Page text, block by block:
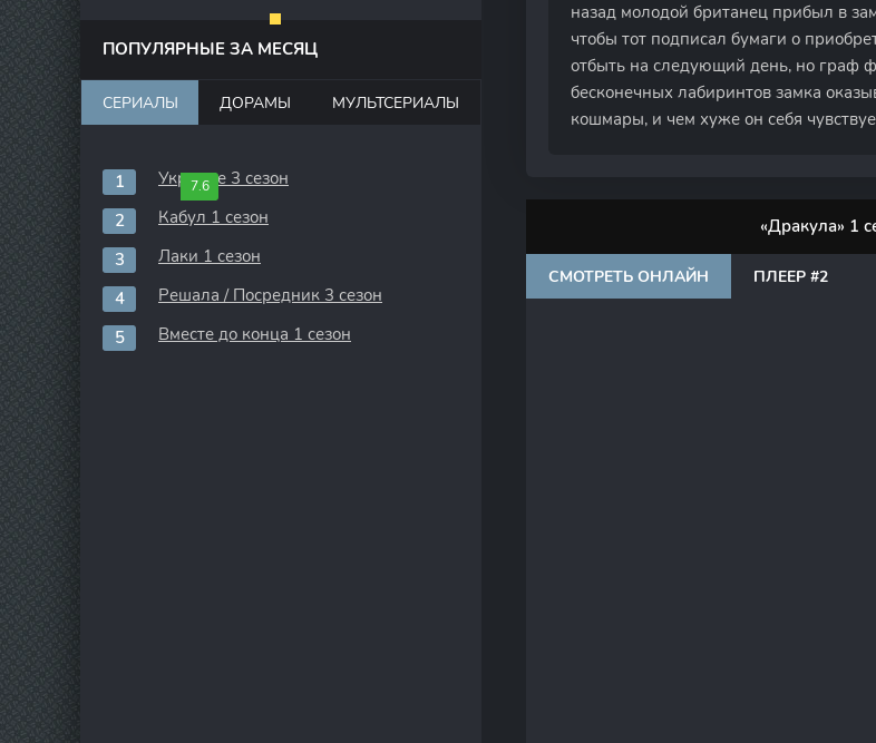
назад молодой британец прибыл в
чтобы тот подписал бумаги о
отбыть на следующий день, но граф
бесконечных лабиринтов замка
кошмары, и чем хуже он себя
«Дракула» 1
СМОТРЕТЬ ОНЛАЙН ПЛЕЕР #2
ПОПУЛЯРНЫЕ ЗА МЕСЯЦ
СЕРИАЛЫ ДОРАМЫ МУЛЬТСЕРИАЛЫ
7.6
Укрытие 3 сезон
Кабул 1 сезон
Лаки 1 сезон
Решала / Посредник 3 сезон
Вместе до конца 1 сезон